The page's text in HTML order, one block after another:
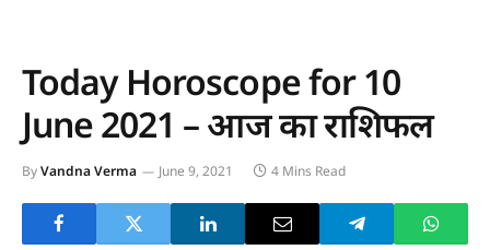
Today Horoscope for 10
June 2021 – आज का राशिफल
ByVandna Verma June 9, 2021 4 Mins Read